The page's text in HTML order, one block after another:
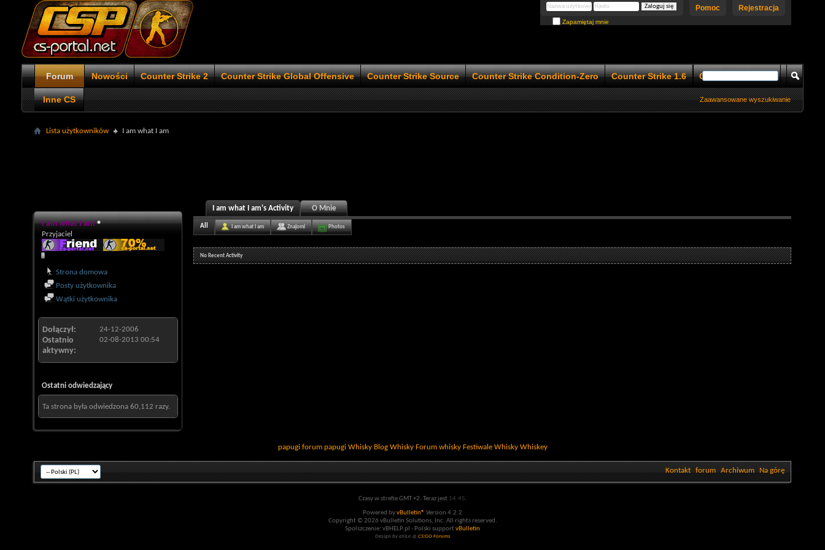
Rejestracja
Pomoc
Zapamiętaj mnie
Forum Nowości Counter Strike 2 Counter Strike Global Offensive Counter Strike Source Counter Strike Condition-Zero Counter Strike 1.6 Counter Strike 1.5
Inne CS Zaawansowane wyszukiwanie
Lista użytkowników I am what I am
I am what I am
Przyjaciel
Strona domowa
Posty użytkownika
Wątki użytkownika
Dołączył 24-12-2006
Ostatnio
aktywny
02-08-2013 00:54
Ostatni odwiedzający
Ta strona była odwiedzona 60,112 razy.
I am what I am's Activity O Mnie
All I am what I am Znajomi Photos
No Recent Activity
papugi forum papugi Whisky Blog Whisky Forum whisky Festiwale Whisky Whiskey
Kontakt forum Archiwum Na górę
Czasy w strefie GMT +2. Teraz jest 14:45.
Powered byvBulletin® Version 4.2.2
Copyright © 2026 vBulletin Solutions, Inc. All rights reserved.
Spolszczenie: vBHELP.pl - Polski supportvBulletin
Design by eXiLe @ CS:GO Forums